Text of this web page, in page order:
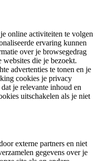
online activiteiten te volgen
ervaring kunnen
over je browsegedrag
die je bezoekt.
advertenties te tonen en je
cookies je privacy
je relevante inhoud en
uitschakelen als je niet
externe partners en niet
gegevens over je